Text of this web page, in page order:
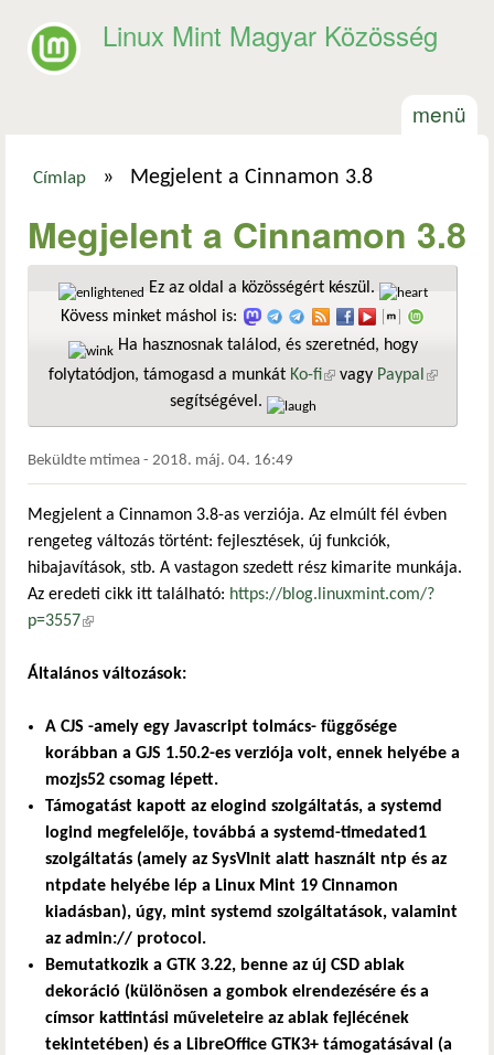
Linux Mint Magyar Közösség
menü
Címlap » Megjelent a Cinnamon 3.8
Megjelent a Cinnamon 3.8
Ez az oldal a közösségért készül.
Kövess minket máshol is:
Ha hasznosnak találod, és szeretnéd, hogy
folytatódjon, támogasd a munkát Ko-fi(külső hivatkozás)
vagy Paypal
segítségével.
Beküldte mtimea - 2018. máj. 04. 16:49
Megjelent a Cinnamon 3.8-as verziója. Az elmúlt fél évben
rengeteg változás történt: fejlesztések, új funkciók,
hibajavítások, stb. A vastagon szedett rész kimarite munkája.
Az eredeti cikk itt található: https://blog.linuxmint.com/?
p=3557(külső hivatkozás)
Általános változások:
A CJS -amely egy Javascript tolmács- függősége
korábban a GJS 1.50.2-es verziója volt, ennek helyébe a
mozjs52 csomag lépett.
Támogatást kapott az elogind szolgáltatás, a systemd
logind megfelelője, továbbá a systemd-timedated1
szolgáltatás (amely az SysVInit alatt használt ntp és az
ntpdate helyébe lép a Linux Mint 19 Cinnamon
kiadásban), úgy, mint systemd szolgáltatások, valamint
az admin:// protocol.
Bemutatkozik a GTK 3.22, benne az új CSD ablak
dekoráció (különösen a gombok elrendezésére és a
címsor kattintási műveleteire az ablak fejlécének
tekintetében) és a LibreOffice GTK3+ támogatásával (a